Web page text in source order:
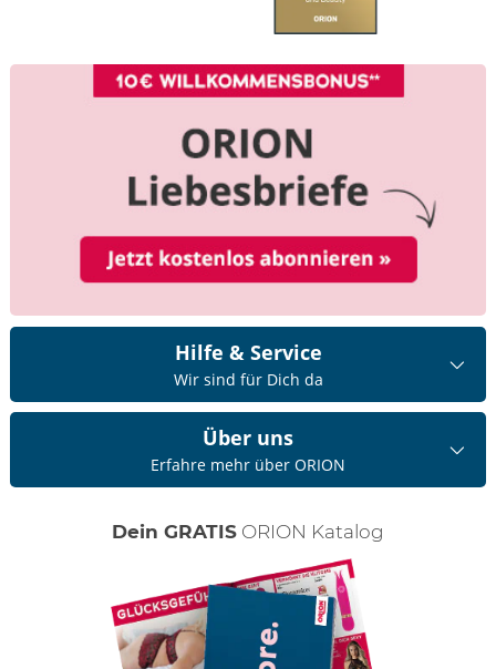
Hilfe & Service
Wir sind für Dich da
Über uns
Erfahre mehr über ORION
Dein GRATIS ORION Katalog